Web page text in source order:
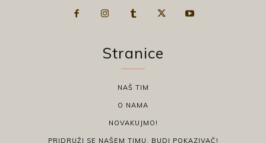
Stranice
NAŠ TIM
O NAMA
NOVAKUJMO!
PRIDRUŽI SE NAŠEM TIMU, BUDI POKAZIVAČ!